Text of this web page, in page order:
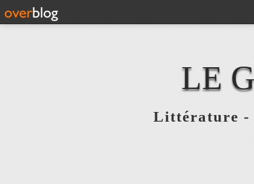
LE
Littérature -